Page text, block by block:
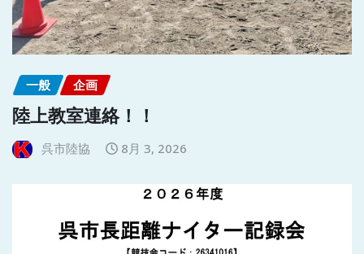
一般 企画
陸上教室連絡！！
呉市陸協 8月 3, 2026